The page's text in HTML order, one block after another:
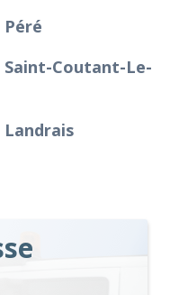
Péré
Saint-Coutant-Le-
Landrais